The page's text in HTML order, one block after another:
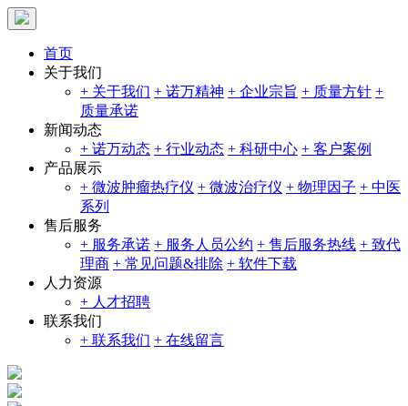
首页
关于我们
+ 关于我们 + 诺万精神 + 企业宗旨 + 质量方针 +
质量承诺
新闻动态
+ 诺万动态 + 行业动态 + 科研中心 + 客户案例
产品展示
+ 微波肿瘤热疗仪 + 微波治疗仪 + 物理因子 + 中医
系列
售后服务
+ 服务承诺 + 服务人员公约 + 售后服务热线 + 致代
理商 + 常见问题&排除 + 软件下载
人力资源
+ 人才招聘
联系我们
+ 联系我们 + 在线留言